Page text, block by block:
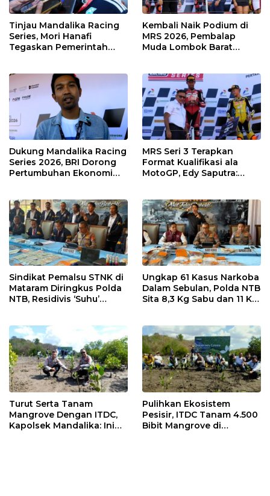
Tinjau Mandalika Racing
Series, Mori Hanafi
Tegaskan Pemerintah
Kembali Naik Podium di
MRS 2026, Pembalap
Muda Lombok Barat
Dukung Mandalika Racing
Series 2026, BRI Dorong
Pertumbuhan Ekonomi
MRS Seri 3 Terapkan
Format Kualifikasi ala
MotoGP, Edy Saputra:
Sindikat Pemalsu STNK di
Mataram Diringkus Polda
NTB, Residivis ‘Suhu’
Ungkap 61 Kasus Narkoba
Dalam Sebulan, Polda NTB
Sita 8,3 Kg Sabu dan 11 Kg
Turut Serta Tanam
Mangrove Dengan ITDC,
Kapolsek Mandalika: Ini
Pulihkan Ekosistem
Pesisir, ITDC Tanam 4.500
Bibit Mangrove di